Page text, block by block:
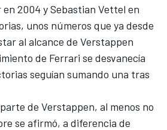
en 2004 ySebastian Vettel en
unos números que ya desde
al alcance de Verstappen
de Ferrari se desvanecía
seguían sumando una tras
de Verstappen, al menos no
se afirmó, a diferencia de